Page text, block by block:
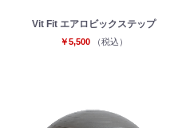
Vit Fit エアロビックステップ
￥5,500 （税込）